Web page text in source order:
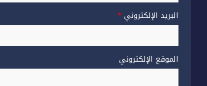
البريد الإلكتروني*
الموقع الإلكتروني